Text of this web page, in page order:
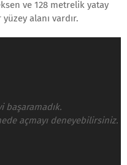
ve 128 metrelik yatay
alanı vardır.
başaramadık.
açmayı deneyebilirsiniz.